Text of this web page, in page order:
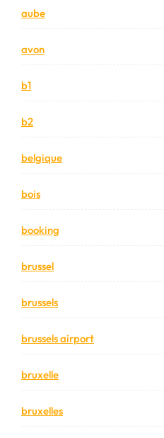
aube
avon
b1
b2
belgique
bois
booking
brussel
brussels
brussels airport
bruxelle
bruxelles